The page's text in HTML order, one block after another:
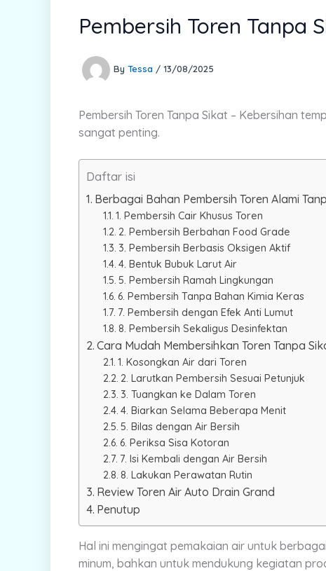
Pembersih Toren Tanpa
By Tessa / 13/08/2025
Pembersih Toren Tanpa Sikat – Kebersihan
sangat penting.
Daftar isi
Berbagai Bahan Pembersih Toren Alami
1. Pembersih Cair Khusus Toren
2. Pembersih Berbahan Food Grade
3. Pembersih Berbasis Oksigen Aktif
4. Bentuk Bubuk Larut Air
5. Pembersih Ramah Lingkungan
6. Pembersih Tanpa Bahan Kimia Keras
7. Pembersih dengan Efek Anti Lumut
8. Pembersih Sekaligus Desinfektan
Cara Mudah Membersihkan Toren Tanpa
1. Kosongkan Air dari Toren
2. Larutkan Pembersih Sesuai Petunjuk
3. Tuangkan ke Dalam Toren
4. Biarkan Selama Beberapa Menit
5. Bilas dengan Air Bersih
6. Periksa Sisa Kotoran
7. Isi Kembali dengan Air Bersih
8. Lakukan Perawatan Rutin
Review Toren Air Auto Drain Grand
Penutup
Hal ini mengingat pemakaian air untuk
minum, bahkan untuk mendukung kegiatan